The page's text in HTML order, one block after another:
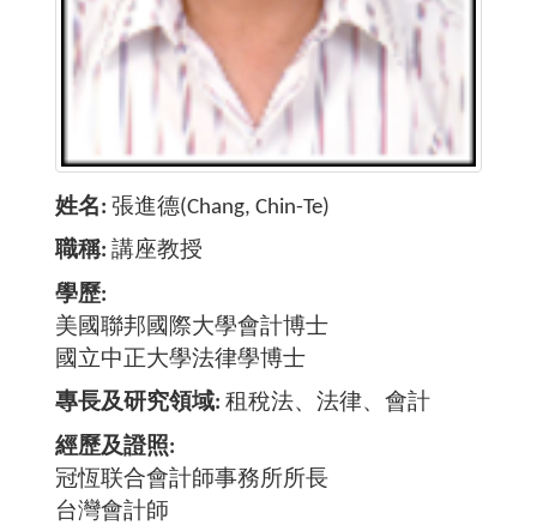
姓名
張進德(Chang, Chin-Te)
職稱 講座教授
學歷
美國聯邦國際大學會計博士
國立中正大學法律學博士
專長及研究領域 租稅法、法律、會計
經歷及證照
冠恆联合會計師事務所所長
台灣會計師